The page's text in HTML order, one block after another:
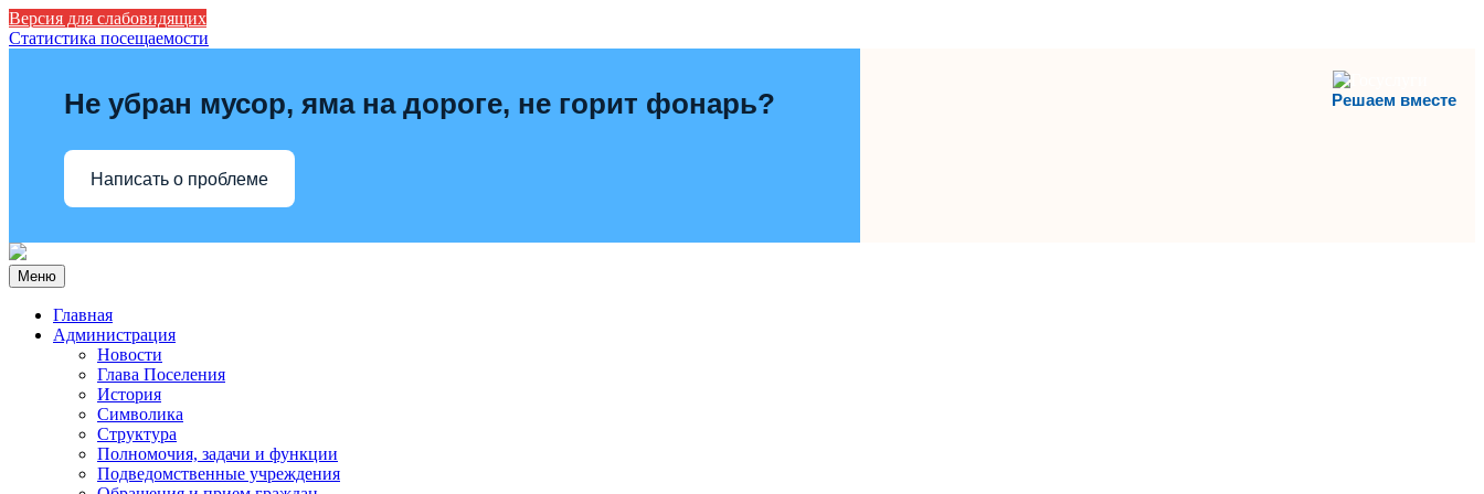
Версия для слабовидящих
Статистика посещаемости
Решаем вместе
Не убран мусор, яма на дороге, не горит фонарь?
Написать о проблеме
Меню
Главная
Администрация
Новости
Глава Поселения
История
Символика
Структура
Полномочия, задачи и функции
Подведомственные учреждения